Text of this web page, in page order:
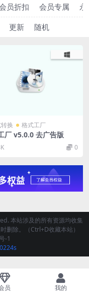
员折扣 会员专属
更新 随机
换 格式工厂
厂 v5.0.0 去广告版
0
本站涉及的所有资源均收集
删除。（Ctrl+D收藏本站）
-1
员 我的